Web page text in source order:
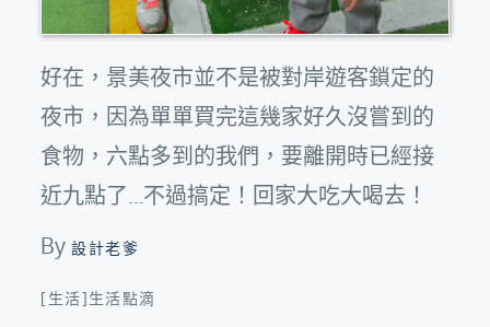
好在，景美夜市並不是被對岸遊客鎖定的
夜市，因為單單買完這幾家好久沒嘗到的
食物，六點多到的我們，要離開時已經接
近九點了…不過搞定！回家大吃大喝去！
By設計老爹
[生活]生活點滴